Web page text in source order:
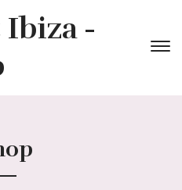
Ibiza -